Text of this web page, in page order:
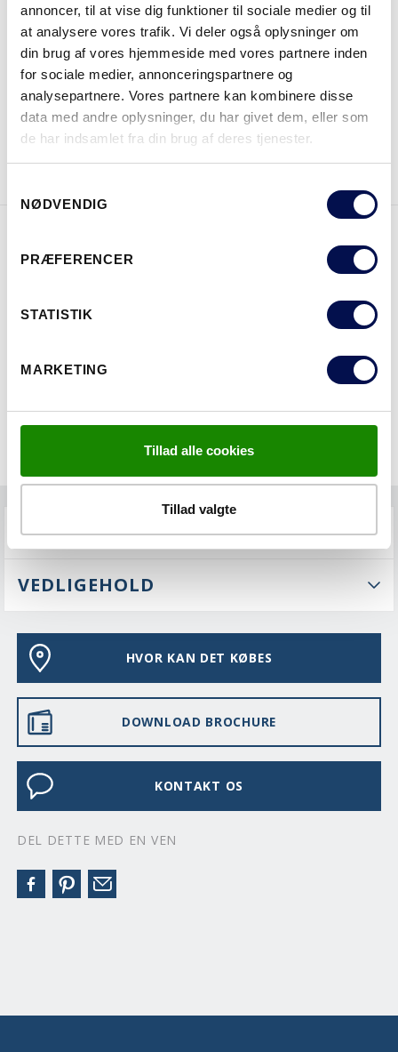
annoncer, til at vise dig funktioner til sociale medier og til
at analysere vores trafik. Vi deler også oplysninger om
din brug af vores hjemmeside med vores partnere inden
for sociale medier, annonceringspartnere og
analysepartnere. Vores partnere kan kombinere disse
data med andre oplysninger, du har givet dem, eller som
de har indsamlet fra din brug af deres tjenester.
NØDVENDIG
PRÆFERENCER
STATISTIK
MARKETING
Tillad alle cookies
Tillad valgte
HVOR KAN DET KØBES
DOWNLOAD BROCHURE KONTAKT OS
FAQS
VEDLIGEHOLD
HVOR KAN DET KØBES
DOWNLOAD BROCHURE
KONTAKT OS
DEL DETTE MED EN VEN